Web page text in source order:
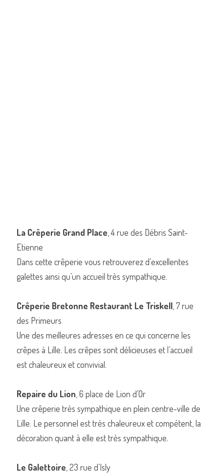
La Crêperie Grand Place , 4 rue des Débris Saint-
Etienne
Dans cette crêperie vous retrouverez d’excellentes
galettes ainsi qu’un accueil très sympathique.
Crêperie Bretonne Restaurant Le Triskell , 7 rue
des Primeurs
Une des meilleures adresses en ce qui concerne les
crêpes à Lille. Les crêpes sont délicieuses et l’accueil
est chaleureux et convivial.
Repaire du Lion , 6 place de Lion d’Or
Une crêperie très sympathique en plein centre-ville de
Lille. Le personnel est très chaleureux et compétent, la
décoration quant à elle est très sympathique.
Le Galettoire , 23 rue d’Isly